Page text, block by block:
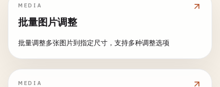
MEDIA
批量图片调整
批量调整多张图片到指定尺寸，支持多种调整选项
MEDIA